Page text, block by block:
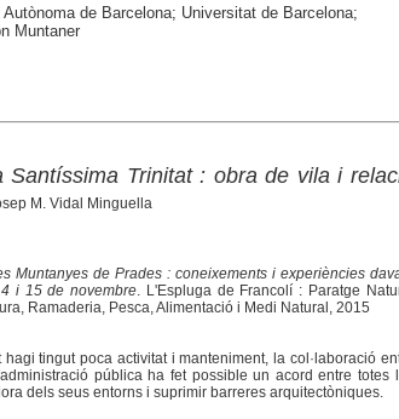
de Barcelona; Universitat de Barcelona;
Muntaner
Trinitat : obra de vila i
M. Vidal Minguella
Muntanyes de Prades : coneixements i experiències
i 15 de novembre. L'Espluga de Francolí : Paratge
Ramaderia, Pesca, Alimentació i Medi Natural, 2015
tingut poca activitat i manteniment, la col·laboració
pública ha fet possible un acord entre totes
dels seus entorns i suprimir barreres arquitectòniques.